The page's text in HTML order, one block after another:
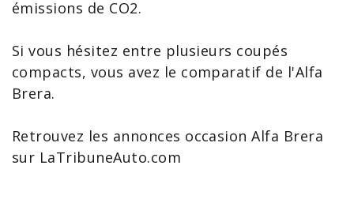
émissions de CO2.
Si vous hésitez entre plusieurs coupés
compacts, vous avez le comparatif de l'Alfa
Brera.
Retrouvez les annonces occasion Alfa Brera
sur LaTribuneAuto.com